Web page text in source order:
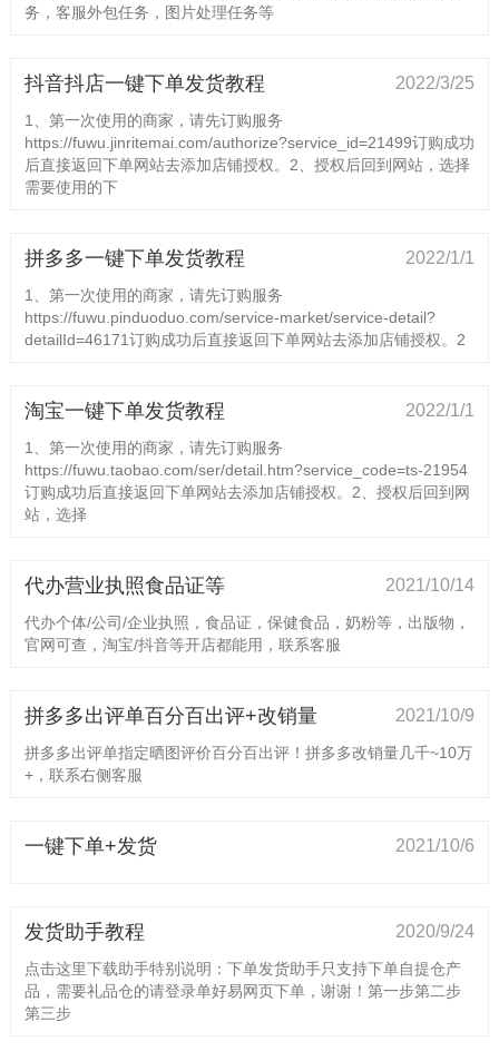
务，客服外包任务，图片处理任务等
抖音抖店一键下单发货教程 2022/3/25
1、第一次使用的商家，请先订购服务
https://fuwu.jinritemai.com/authorize?service_id=21499订购成功
后直接返回下单网站去添加店铺授权。2、授权后回到网站，选择
需要使用的下
拼多多一键下单发货教程 2022/1/1
1、第一次使用的商家，请先订购服务
https://fuwu.pinduoduo.com/service-market/service-detail?
detailId=46171订购成功后直接返回下单网站去添加店铺授权。2
淘宝一键下单发货教程 2022/1/1
1、第一次使用的商家，请先订购服务
https://fuwu.taobao.com/ser/detail.htm?service_code=ts-21954
订购成功后直接返回下单网站去添加店铺授权。2、授权后回到网
站，选择
代办营业执照食品证等 2021/10/14
代办个体/公司/企业执照，食品证，保健食品，奶粉等，出版物，
官网可查，淘宝/抖音等开店都能用，联系客服
拼多多出评单百分百出评+改销量 2021/10/9
拼多多出评单指定晒图评价百分百出评！拼多多改销量几千~10万
+，联系右侧客服
一键下单+发货 2021/10/6
发货助手教程 2020/9/24
点击这里下载助手特别说明：下单发货助手只支持下单自提仓产
品，需要礼品仓的请登录单好易网页下单，谢谢！第一步第二步
第三步